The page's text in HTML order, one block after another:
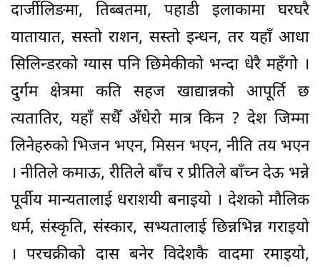
दार्जीलिङमा, तिब्बतमा, पहाडी इलाकामा घरघरै
यातायात, सस्तो राशन, सस्तो इन्धन, तर यहाँ आधा
सिलिन्डरको ग्यास पनि छिमेकीको भन्दा धेरै महँगो ।
दुर्गम क्षेत्रमा कति सहज खाद्यान्नको आपूर्ति छ
त्यतातिर, यहाँ सधैँ अँधेरो मात्र किन ? देश जिम्मा
लिनेहरुको भिजन भएन, मिसन भएन, नीति तय भएन
। नीतिले कमाऊ, रीतिले बाँच र प्रीतिले बाँच्न देऊ भन्ने
पूर्वीय मान्यतालाई धराशयी बनाइयो । देशको मौलिक
धर्म, संस्कृति, संस्कार, सभ्यतालाई छिन्नभिन्न गराइयो
। परचक्रीको दास बनेर विदेशकै वादमा रमाइयो,